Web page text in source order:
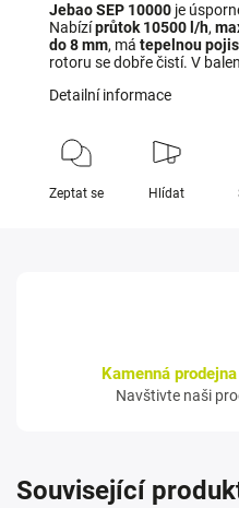
Jebao SEP 10000 je
Nabízíprůtok 10500 l/h,
do 8 mm, mátepelnou
rotoru se dobře čistí. V
Detailní informace
Zeptat se Hlídat
Kamenná
Navštivte naši
Související